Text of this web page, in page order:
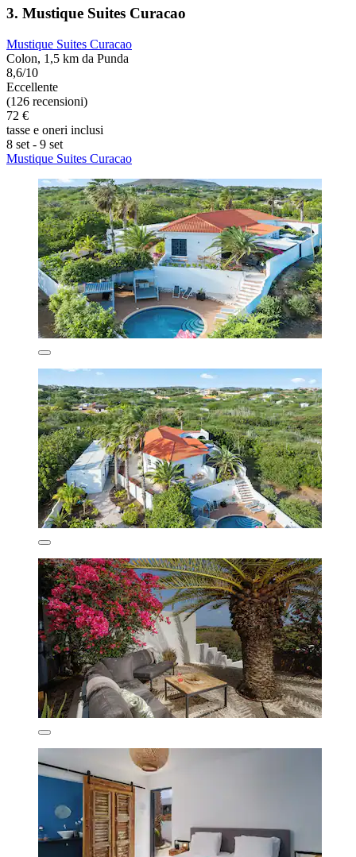
3. Mustique Suites Curacao
Mustique Suites Curacao
Colon, 1,5 km da Punda
8,6/10
Eccellente
(126 recensioni)
72 €
tasse e oneri inclusi
8 set - 9 set
Mustique Suites Curacao